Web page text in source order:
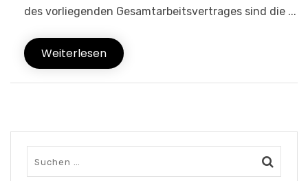
des vorliegenden Gesamtarbeitsvertrages sind die ...
Weiterlesen